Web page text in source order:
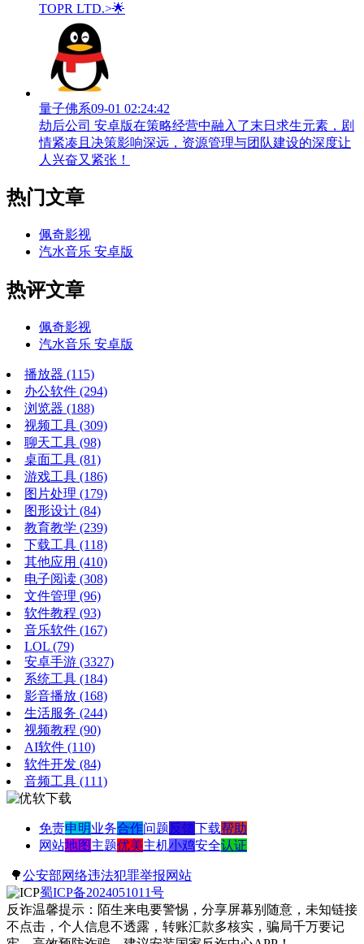
TOPR LTD.>🌟
量子佛系09-01 02:24:42
劫后公司 安卓版在策略经营中融入了末日求生元素，剧
情紧凑且决策影响深远，资源管理与团队建设的深度让
人兴奋又紧张！
热门文章
佩奇影视
汽水音乐 安卓版
热评文章
佩奇影视
汽水音乐 安卓版
播放器 (115)
办公软件 (294)
浏览器 (188)
视频工具 (309)
聊天工具 (98)
桌面工具 (81)
游戏工具 (186)
图片处理 (179)
图形设计 (84)
教育教学 (239)
下载工具 (118)
其他应用 (410)
电子阅读 (308)
文件管理 (96)
软件教程 (93)
音乐软件 (167)
LOL (79)
安卓手游 (3327)
系统工具 (184)
影音播放 (168)
生活服务 (244)
视频教程 (90)
AI软件 (110)
软件开发 (84)
音频工具 (111)
免责申明业务合作问题反馈下载帮助
网站地图 主题优美主机小鸡安全认证
🌳公安部网络违法犯罪举报网站
蜀ICP备2024051011号
反诈温馨提示：陌生来电要警惕，分享屏幕别随意，未知链接
不点击，个人信息不透露，转账汇款多核实，骗局千万要记